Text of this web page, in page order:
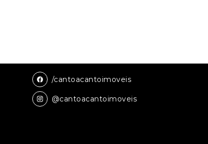
/cantoacantoimoveis
@cantoacantoimoveis